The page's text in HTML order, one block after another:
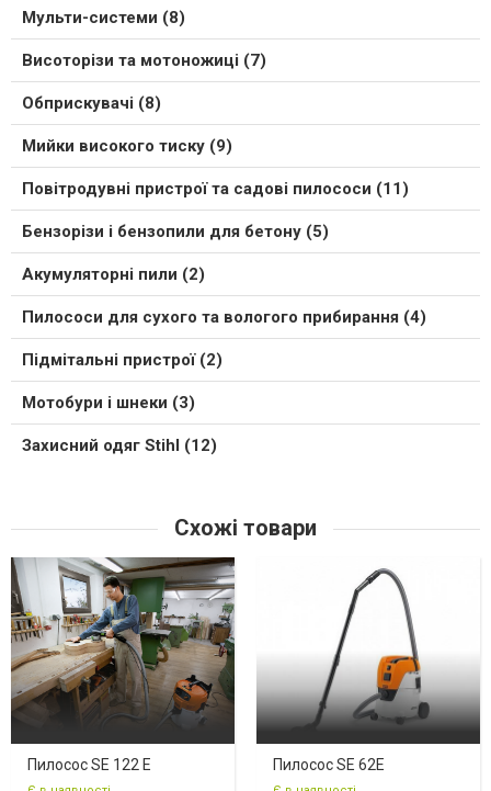
Мульти-системи (8)
Висоторізи та мотоножиці (7)
Обприскувачі (8)
Мийки високого тиску (9)
Повітродувні пристрої та садові пилососи (11)
Бензорізи і бензопили для бетону (5)
Акумуляторні пили (2)
Пилососи для сухого та вологого прибирання (4)
Підмітальні пристрої (2)
Мотобури і шнеки (3)
Захисний одяг Stihl (12)
Схожі товари
Пилосос SE 122 E Пилосос SE 62E